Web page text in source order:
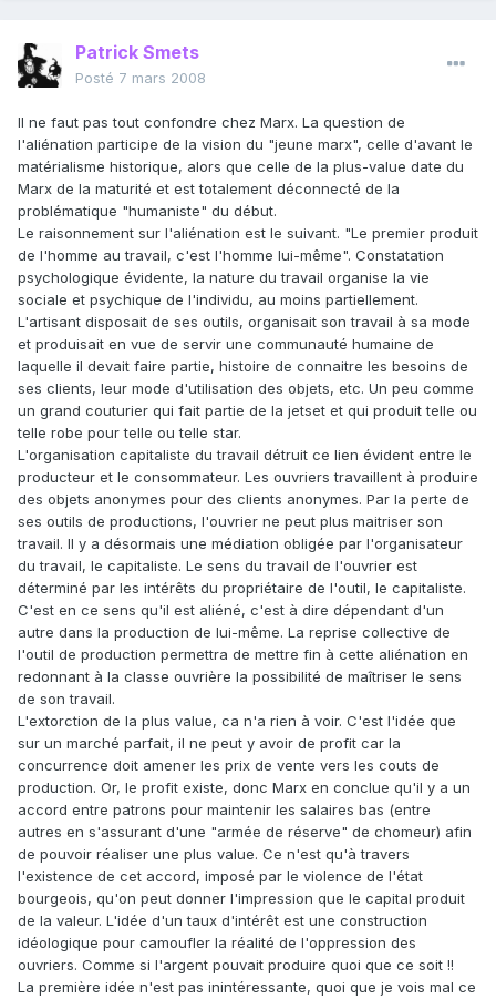
Patrick Smets
Posté 7 mars 2008
Il ne faut pas tout confondre chez Marx. La question de
l'aliénation participe de la vision du "jeune marx", celle d'avant le
matérialisme historique, alors que celle de la plus-value date du
Marx de la maturité et est totalement déconnecté de la
problématique "humaniste" du début.
Le raisonnement sur l'aliénation est le suivant. "Le premier produit
de l'homme au travail, c'est l'homme lui-même". Constatation
psychologique évidente, la nature du travail organise la vie
sociale et psychique de l'individu, au moins partiellement.
L'artisant disposait de ses outils, organisait son travail à sa mode
et produisait en vue de servir une communauté humaine de
laquelle il devait faire partie, histoire de connaitre les besoins de
ses clients, leur mode d'utilisation des objets, etc. Un peu comme
un grand couturier qui fait partie de la jetset et qui produit telle ou
telle robe pour telle ou telle star.
L'organisation capitaliste du travail détruit ce lien évident entre le
producteur et le consommateur. Les ouvriers travaillent à produire
des objets anonymes pour des clients anonymes. Par la perte de
ses outils de productions, l'ouvrier ne peut plus maitriser son
travail. Il y a désormais une médiation obligée par l'organisateur
du travail, le capitaliste. Le sens du travail de l'ouvrier est
déterminé par les intérêts du propriétaire de l'outil, le capitaliste.
C'est en ce sens qu'il est aliéné, c'est à dire dépendant d'un
autre dans la production de lui-même. La reprise collective de
l'outil de production permettra de mettre fin à cette aliénation en
redonnant à la classe ouvrière la possibilité de maîtriser le sens
de son travail.
L'extorction de la plus value, ca n'a rien à voir. C'est l'idée que
sur un marché parfait, il ne peut y avoir de profit car la
concurrence doit amener les prix de vente vers les couts de
production. Or, le profit existe, donc Marx en conclue qu'il y a un
accord entre patrons pour maintenir les salaires bas (entre
autres en s'assurant d'une "armée de réserve" de chomeur) afin
de pouvoir réaliser une plus value. Ce n'est qu'à travers
l'existence de cet accord, imposé par le violence de l'état
bourgeois, qu'on peut donner l'impression que le capital produit
de la valeur. L'idée d'un taux d'intérêt est une construction
idéologique pour camoufler la réalité de l'oppression des
ouvriers. Comme si l'argent pouvait produire quoi que ce soit !!
La première idée n'est pas inintéressante, quoi que je vois mal ce